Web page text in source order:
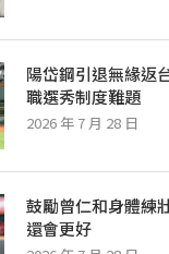
陽岱鋼引退無緣
職選秀制度難題
2026 年 7 月 28 日
鼓勵曾仁和身體
還會更好